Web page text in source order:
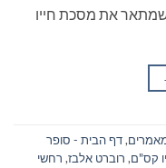
את מסכת חייו
,דף הבית - סופר
קס"ם, רוברט אלבז, רחשי